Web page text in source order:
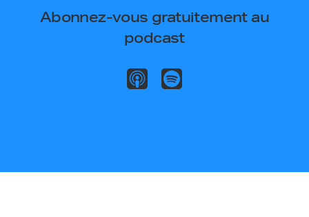
Abonnez-vous gratuitement au
podcast